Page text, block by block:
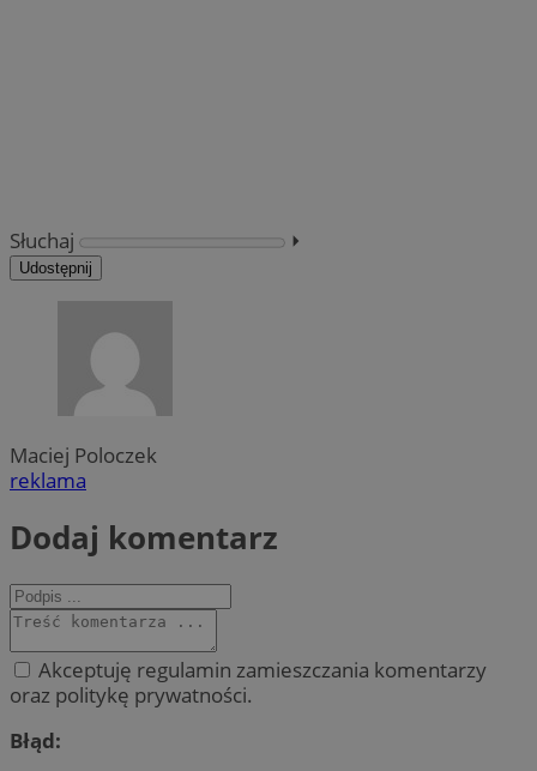
Słuchaj ⏵︎
Udostępnij
Maciej Poloczek
reklama
Dodaj komentarz
Akceptuję regulamin zamieszczania komentarzy
oraz politykę prywatności.
Błąd: